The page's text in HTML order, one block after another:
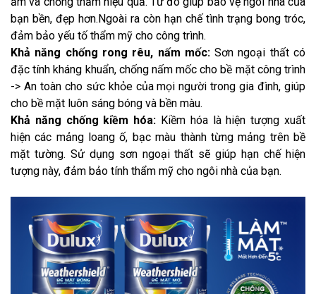
bạn bền, đẹp hơn.Ngoài ra còn hạn chế tình trạng bong tróc,
đảm bảo yếu tố thẩm mỹ cho công trình.
Khả năng chống rong rêu, nấm mốc:Sơn ngoại thất có
đặc tính kháng khuẩn, chống nấm mốc cho bề mặt công trình
-> An toàn cho sức khỏe của mọi người trong gia đình, giúp
cho bề mặt luôn sáng bóng và bền màu.
Khả năng chống kiềm hóa: Kiềm hóa là hiện tượng xuất
hiện các mảng loang ố, bạc màu thành từng mảng trên bề
mặt tường. Sử dụng sơn ngoại thất sẽ giúp hạn chế hiện
tượng này, đảm bảo tính thẩm mỹ cho ngôi nhà của bạn.